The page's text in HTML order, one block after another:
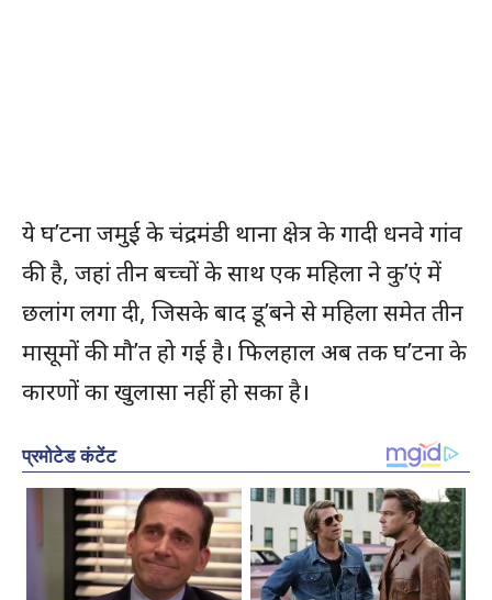
ये घ’टना जमुई के चंद्रमंडी थाना क्षेत्र के गादी धनवे गांव
की है, जहां तीन बच्चों के साथ एक महिला ने कु’एं में
छलांग लगा दी, जिसके बाद डू’बने से महिला समेत तीन
मासूमों की मौ’त हो गई है। फिलहाल अब तक घ’टना के
कारणों का खुलासा नहीं हो सका है।